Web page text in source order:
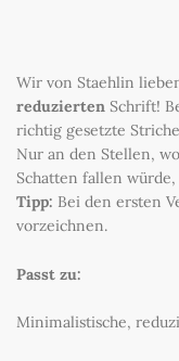
Wir von Staehlin
reduzierten Schrift!
richtig gesetzte
Nur an den Stellen,
Schatten fallen
Tipp: Bei den ersten
vorzeichnen.
Passt zu:
Minimalistische,